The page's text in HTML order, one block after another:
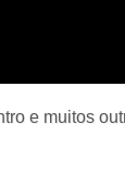
e muitos